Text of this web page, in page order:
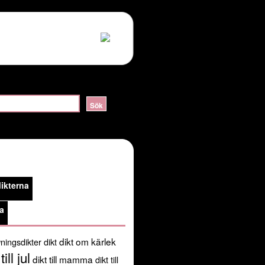
alert handshake failure in
share/pear:/usr/share/php') in
diktdikt om kärlek
jul dikt till mamma dikt till